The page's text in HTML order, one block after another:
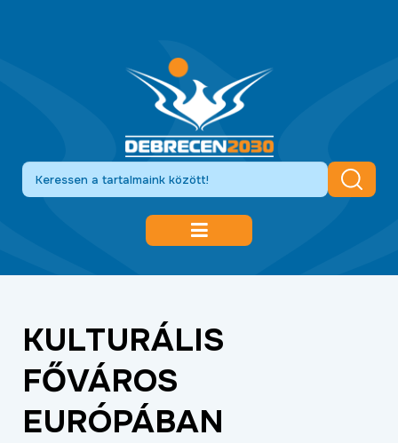
KÖZLEKEDÉSFEJLESZTÉS
KULTÚRA
ÉLETMINŐSÉG
KULTURÁLIS
FŐVÁROS
EURÓPÁBAN